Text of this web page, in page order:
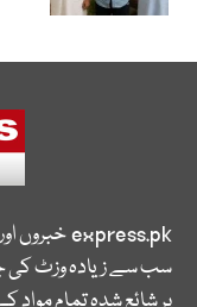
express.pkخبروں
سب سے زیادہ وزٹ کی